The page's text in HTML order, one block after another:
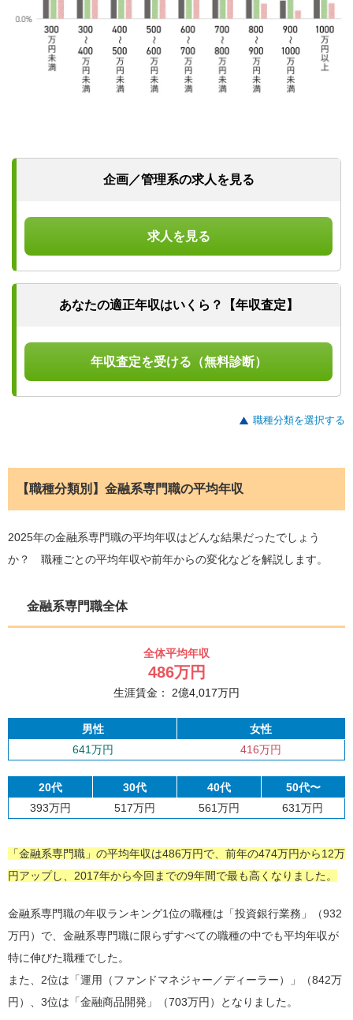
企画／管理系の求人を見る
求人を見る
あなたの適正年収はいくら？【年収査定】
年収査定を受ける（無料診断）
職種分類を選択する
【職種分類別】金融系専門職の平均年収
2025年の金融系専門職の平均年収はどんな結果だったでしょう
か？ 職種ごとの平均年収や前年からの変化などを解説します。
金融系専門職全体
全体平均年収
486万円
生涯賃金： 2億4,017万円
男性
女性
641万円
416万円
20代 30代 40代
50代〜
393万円
517万円 561万円 631万円
「金融系専門職」の平均年収は486万円で、前年の474万円から12万
円アップし、2017年から今回までの9年間で最も高くなりました。
金融系専門職の年収ランキング1位の職種は「投資銀行業務」（932
万円）で、金融系専門職に限らずすべての職種の中でも平均年収が
特に伸びた職種でした。
また、2位は「運用（ファンドマネジャー／ディーラー）」（842万
円）、3位は「金融商品開発」（703万円）となりました。